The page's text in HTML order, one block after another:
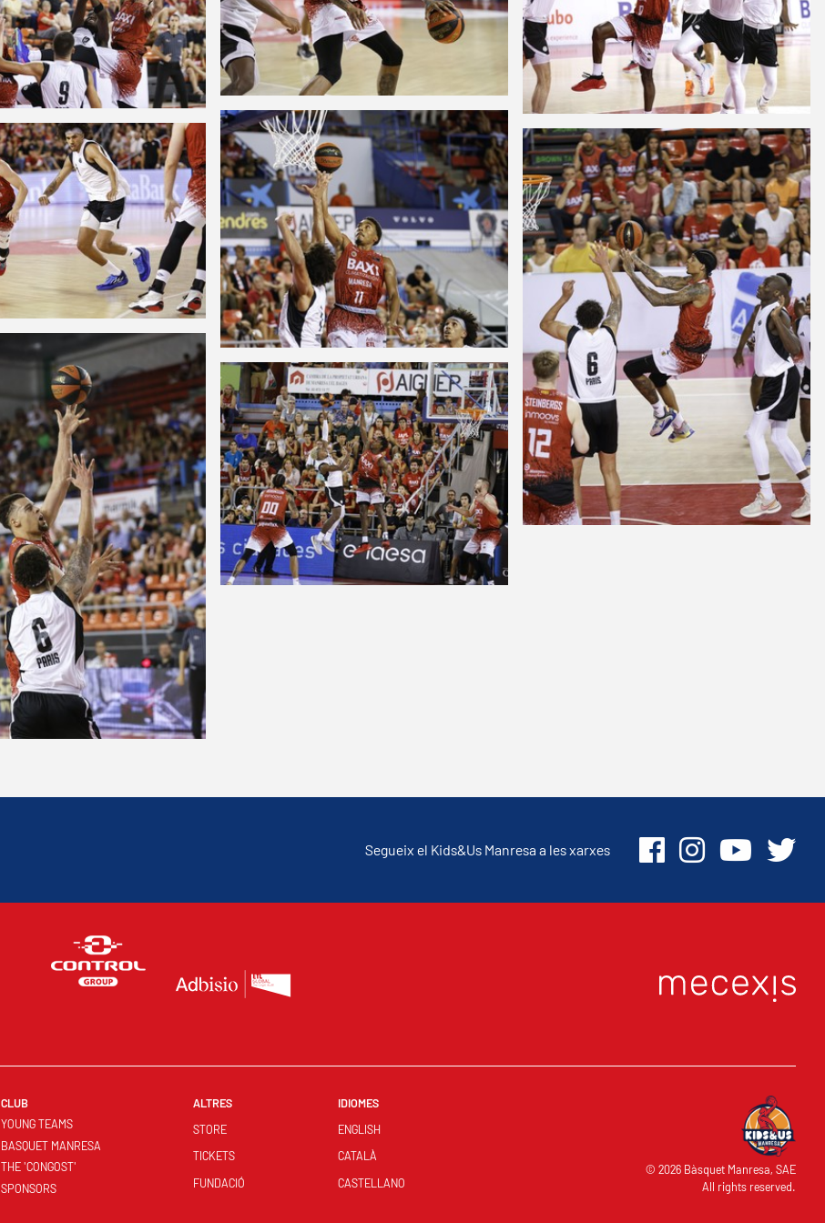
Segueix el Kids&Us Manresa a les xarxes
CLUB
YOUNG TEAMS
BASQUET MANRESA
THE 'CONGOST'
SPONSORS
ALTRES
STORE
TICKETS
FUNDACIÓ
IDIOMES
ENGLISH
CATALÀ
CASTELLANO
© 2026 Bàsquet Manresa, SAE
All rights reserved.